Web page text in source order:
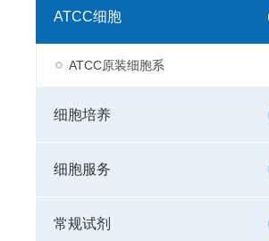
ATCC细胞
ATCC原装细胞系
细胞培养
细胞服务
常规试剂